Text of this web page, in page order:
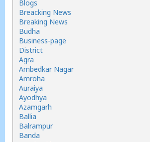
Blogs
Breacking News
Breaking News
Budha
Business-page
District
Agra
Ambedkar Nagar
Amroha
Auraiya
Ayodhya
Azamgarh
Ballia
Balrampur
Banda